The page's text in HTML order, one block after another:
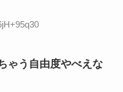
ゃう自由度やべえな